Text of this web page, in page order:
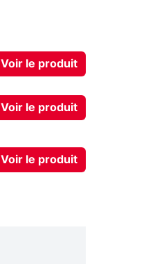
Voir le produit
Voir le produit
Voir le produit